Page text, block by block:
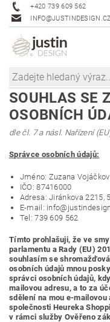
+420 739 609 562
INFO@JUSTINDESIGN.CZ
SOUHLAS SE
OSOBNÍCH
dle čl. 7 a násl. Nařízení
Správce osobních údajů:
Jméno: Zuzana
IČO: 87416000
Adresa: Jiránkova 2215,
E-mail:
Tel: 739 609 562
Tímto prohlašuji, že ve
parlamentu a Rady (EU)
souhlasím se
osobních údajů mnou
správci osobních údajů,
mailovou adresu, a to za
sdělení na mou e-
společnosti Heureka
v rámci služby Ověřeno